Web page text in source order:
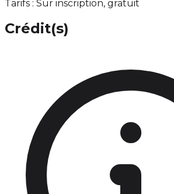
Tarifs : Sur inscription, gratuit
Crédit(s)